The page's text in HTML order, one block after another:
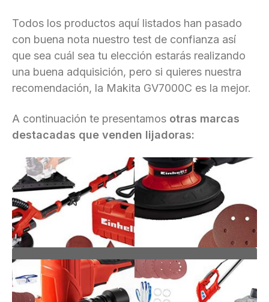
Todos los productos aquí listados han pasado
con buena nota nuestro test de confianza así
que sea cuál sea tu elección estarás realizando
una buena adquisición, pero si quieres nuestra
recomendación, la Makita GV7000C es la mejor.
A continuación te presentamos otras marcas
destacadas que venden lijadoras:
EINHELL